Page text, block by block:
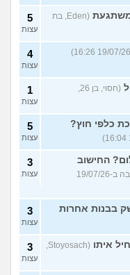
משתגעת
(Eden, בת
5
עצות
4
עצות
(חסוי, בן 26,
1
עצות
כלפי חוץ? 5
עצות
החישוב
(ירין, בת 19, כתבה ב-19/07/26
3
עצות
בבנות אחרות 3
עצות
איתו
(Stoyosach,
3
עצות